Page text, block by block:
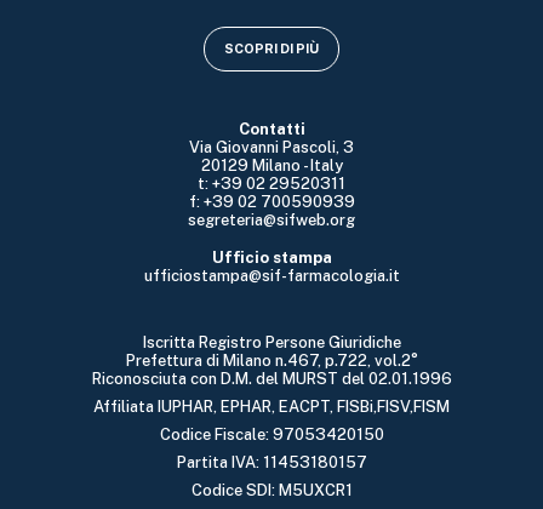
Contatti
Via Giovanni Pascoli, 3
20129 Milano - Italy
t: +39 02 29520311
f: +39 02 700590939
segreteria@sifweb.org
Ufficio stampa
ufficiostampa@sif-farmacologia.it
Iscritta Registro Persone Giuridiche
Prefettura di Milano n.467, p.722, vol.2°
Riconosciuta con D.M. del MURST del 02.01.1996
Affiliata IUPHAR, EPHAR, EACPT, FISBi,FISV,FISM
Codice Fiscale: 97053420150
Partita IVA: 11453180157
Codice SDI: M5UXCR1
SCOPRI DI PIÙ